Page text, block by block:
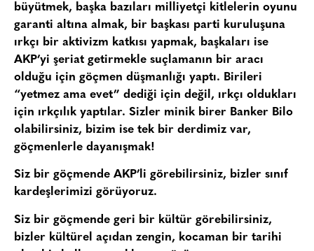
büyütmek, başka bazıları milliyetçi kitlelerin oyunu
garanti altına almak, bir başkası parti kuruluşuna
ırkçı bir aktivizm katkısı yapmak, başkaları ise
AKP’yi şeriat getirmekle suçlamanın bir aracı
olduğu için göçmen düşmanlığı yaptı. Birileri
“yetmez ama evet” dediği için değil, ırkçı oldukları
için ırkçılık yaptılar. Sizler minik birer Banker Bilo
olabilirsiniz, bizim ise tek bir derdimiz var,
göçmenlerle dayanışmak!
Siz bir göçmende AKP’li görebilirsiniz, bizler sınıf
kardeşlerimizi görüyoruz.
Siz bir göçmende geri bir kültür görebilirsiniz,
bizler kültürel açıdan zengin, kocaman bir tarihi